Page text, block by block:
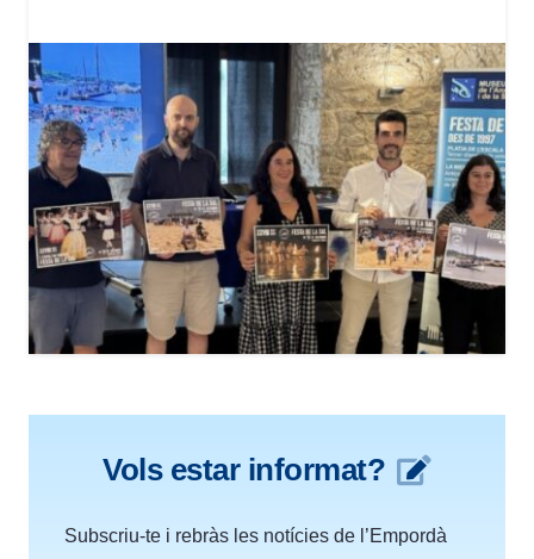
Vols estar informat?
Subscriu-te i rebràs les notícies de l’Empordà